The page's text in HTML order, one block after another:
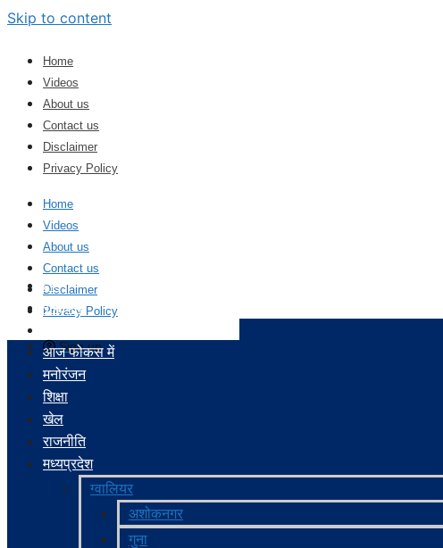
Skip to content
Home
Videos
About us
Contact us
Disclaimer
Privacy Policy
Home
Videos
About us
Contact us
Disclaimer
Privacy Policy
Sign up
होम
राष्ट्रीय
आज फोकस में
मनोरंजन
शिक्षा
खेल
राजनीति
मध्‍यप्रदेश
ग्‍वालियर
अशोकनगर
गुना